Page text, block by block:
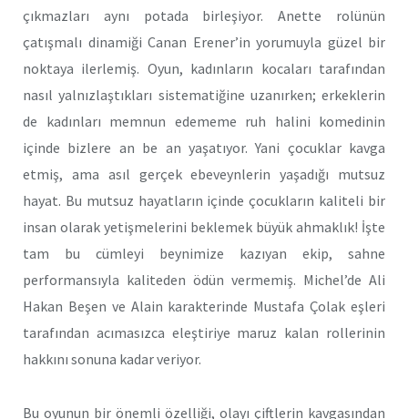
çıkmazları aynı potada birleşiyor. Anette rolünün
çatışmalı dinamiği Canan Erener’in yorumuyla güzel bir
noktaya ilerlemiş. Oyun, kadınların kocaları tarafından
nasıl yalnızlaştıkları sistematiğine uzanırken; erkeklerin
de kadınları memnun edememe ruh halini komedinin
içinde bizlere an be an yaşatıyor. Yani çocuklar kavga
etmiş, ama asıl gerçek ebeveynlerin yaşadığı mutsuz
hayat. Bu mutsuz hayatların içinde çocukların kaliteli bir
insan olarak yetişmelerini beklemek büyük ahmaklık! İşte
tam bu cümleyi beynimize kazıyan ekip, sahne
performansıyla kaliteden ödün vermemiş. Michel’de Ali
Hakan Beşen ve Alain karakterinde Mustafa Çolak eşleri
tarafından acımasızca eleştiriye maruz kalan rollerinin
hakkını sonuna kadar veriyor.
Bu oyunun bir önemli özelliği, olayı çiftlerin kavgasından